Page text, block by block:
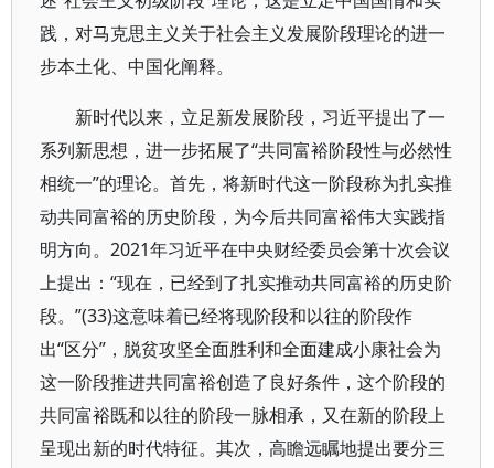
践，对马克思主义关于社会主义发展阶段理论的进一
步本土化、中国化阐释。
新时代以来，立足新发展阶段，习近平提出了一
系列新思想，进一步拓展了“共同富裕阶段性与必然性
相统一”的理论。首先，将新时代这一阶段称为扎实推
动共同富裕的历史阶段，为今后共同富裕伟大实践指
明方向。2021年习近平在中央财经委员会第十次会议
上提出：“现在，已经到了扎实推动共同富裕的历史阶
段。”(33)这意味着已经将现阶段和以往的阶段作
出“区分”，脱贫攻坚全面胜利和全面建成小康社会为
这一阶段推进共同富裕创造了良好条件，这个阶段的
共同富裕既和以往的阶段一脉相承，又在新的阶段上
呈现出新的时代特征。其次，高瞻远瞩地提出要分三